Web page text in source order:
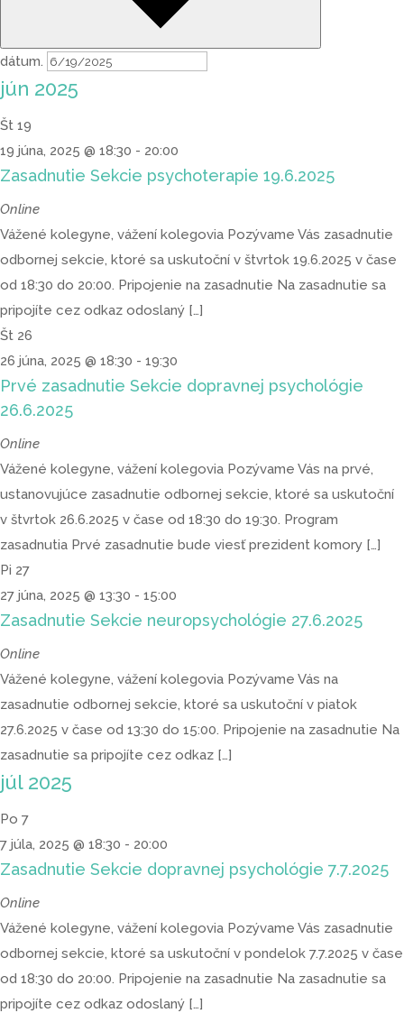
dátum.
jún 2025
Št 19
19 júna, 2025 @ 18:30 - 20:00
Zasadnutie Sekcie psychoterapie 19.6.2025
Online
Vážené kolegyne, vážení kolegovia Pozývame Vás zasadnutie
odbornej sekcie, ktoré sa uskutoční v štvrtok 19.6.2025 v čase
od 18:30 do 20:00. Pripojenie na zasadnutie Na zasadnutie sa
pripojíte cez odkaz odoslaný […]
Št 26
26 júna, 2025 @ 18:30 - 19:30
Prvé zasadnutie Sekcie dopravnej psychológie
26.6.2025
Online
Vážené kolegyne, vážení kolegovia Pozývame Vás na prvé,
ustanovujúce zasadnutie odbornej sekcie, ktoré sa uskutoční
v štvrtok 26.6.2025 v čase od 18:30 do 19:30. Program
zasadnutia Prvé zasadnutie bude viesť prezident komory […]
Pi 27
27 júna, 2025 @ 13:30 - 15:00
Zasadnutie Sekcie neuropsychológie 27.6.2025
Online
Vážené kolegyne, vážení kolegovia Pozývame Vás na
zasadnutie odbornej sekcie, ktoré sa uskutoční v piatok
27.6.2025 v čase od 13:30 do 15:00. Pripojenie na zasadnutie Na
zasadnutie sa pripojíte cez odkaz […]
júl 2025
Po 7
7 júla, 2025 @ 18:30 - 20:00
Zasadnutie Sekcie dopravnej psychológie 7.7.2025
Online
Vážené kolegyne, vážení kolegovia Pozývame Vás zasadnutie
odbornej sekcie, ktoré sa uskutoční v pondelok 7.7.2025 v čase
od 18:30 do 20:00. Pripojenie na zasadnutie Na zasadnutie sa
pripojíte cez odkaz odoslaný […]